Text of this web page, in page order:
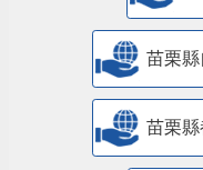
苗栗
苗栗